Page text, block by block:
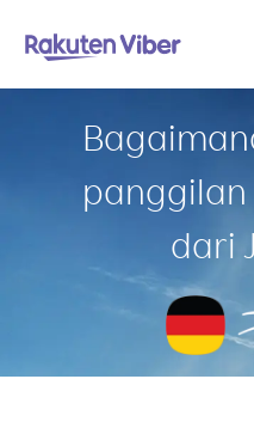
panggilan
dari